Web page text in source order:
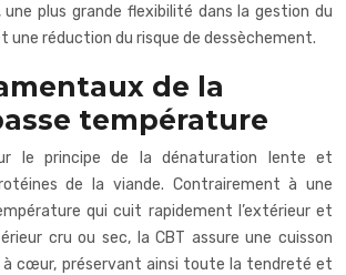
plus grande flexibilité dans la gestion du
une réduction du risque de dessèchement.
de la
température
le principe de la dénaturation lente et
de la viande. Contrairement à une
qui cuit rapidement l’extérieur et
cru ou sec, la CBT assure une cuisson
cœur, préservant ainsi toute la tendreté et